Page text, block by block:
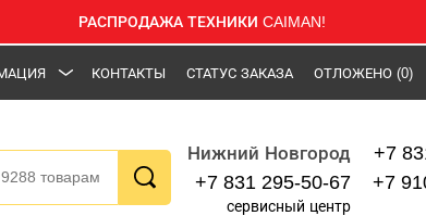
РАСПРОДАЖА ТЕХНИКИ CAIMAN!
КОНТАКТЫ СТАТУС ЗАКАЗА ОТЛОЖЕНО (0)
Нижний Новгород
+7 831 295-50-67
сервисный центр
+7
+7